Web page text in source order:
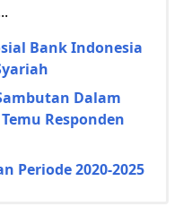
Bank Indonesia
Dalam
Responden
Periode 2020-2025